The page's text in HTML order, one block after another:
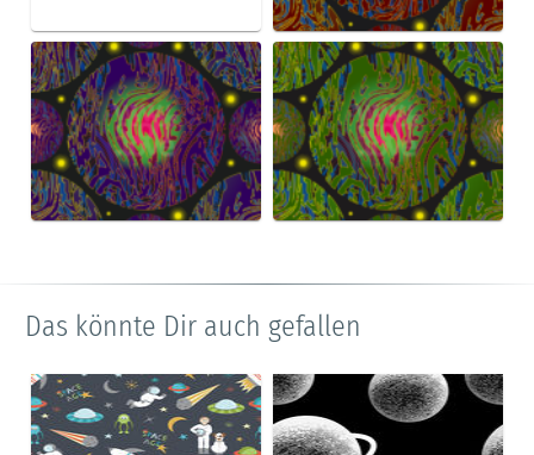
Das könnte Dir auch gefallen